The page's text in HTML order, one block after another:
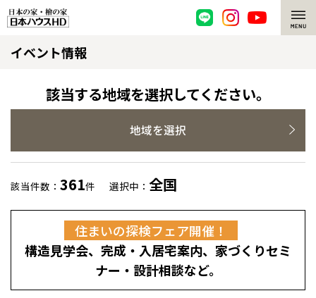
脱炭素・檜の家
環境にやさしい、脱炭素社会の住宅
耐震構造
高耐久住宅
高断熱・高気密の家
エネルギー自給自足
選ばれる理由
檜の魅力 トップ
檜と日本人
1000年を超えて生きる檜
知られざる檜の効果・作用
注文住宅
グレートステージ
リフォーム トップ
イベント情報
該当する地域を選択してください。
地域を選択
該当件数： 361件 選択中： 全国
住まいの探検フェア開催！
構造見学会、完成・入居宅案内、家づくりセミ
ナー・設計相談など。